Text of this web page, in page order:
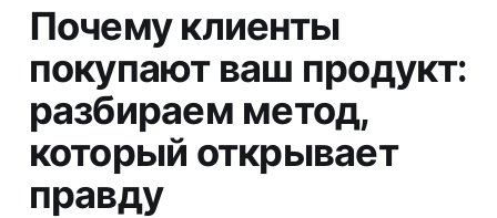
Почему клиенты
покупают ваш продукт:
разбираем метод,
который открывает
правду